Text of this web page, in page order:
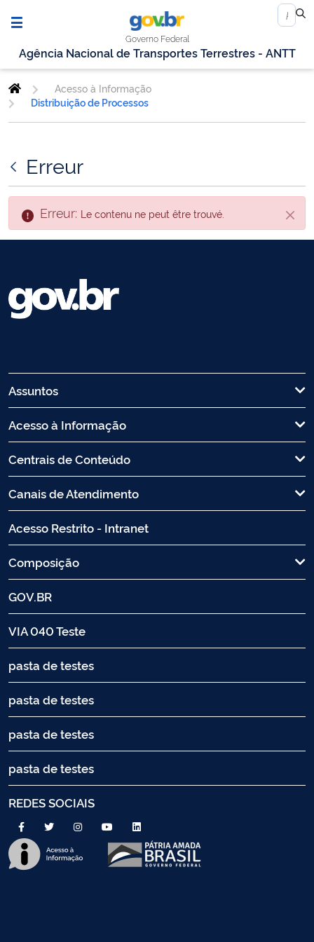
Governo Federal
Agência Nacional de Transportes Terrestres - ANTT
Acesso à Informação
Distribuição de Processos
Erreur
Fin
Erreur: Le contenu ne peut être trouvé.
Assuntos
Acesso à Informação
Centrais de Conteúdo
Canais de Atendimento
Acesso Restrito - Intranet
Composição
GOV.BR
VIA 040 Teste
pasta de testes
pasta de testes
pasta de testes
pasta de testes
REDES SOCIAIS